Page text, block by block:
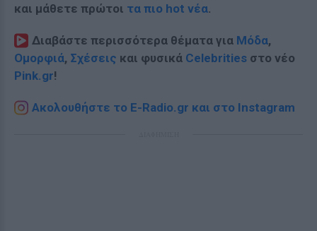
και μάθετε πρώτοι τα πιο hot νέα.
Διαβάστε περισσότερα θέματα για Μόδα,
Ομορφιά, Σχέσεις και φυσικά Celebrities στο νέο
Pink.gr!
Ακολουθήστε το E-Radio.gr και στο Instagram